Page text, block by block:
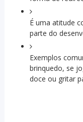
É uma atitude
parte do
Exemplos
brinquedo, se
doce ou gritar